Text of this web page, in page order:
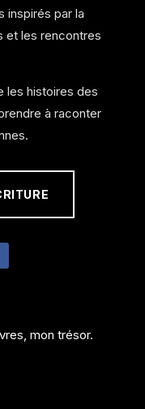
inspirés par la
et les rencontres
les histoires des
à raconter
mon trésor.